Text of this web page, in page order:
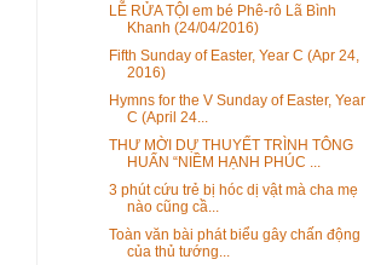
LỄ RỬA TỘI em bé Phê-rô Lã Bình
Khanh (24/04/2016)
Fifth Sunday of Easter, Year C (Apr 24,
2016)
Hymns for the V Sunday of Easter, Year
C (April 24...
THƯ MỜI DỰ THUYẾT TRÌNH TÔNG
HUẤN “NIỀM HẠNH PHÚC ...
3 phút cứu trẻ bị hóc dị vật mà cha mẹ
nào cũng cầ...
Toàn văn bài phát biểu gây chấn động
của thủ tướng...